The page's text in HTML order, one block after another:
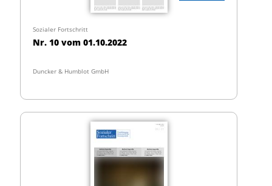
Sozialer Fortschritt
Nr. 10 vom 01.10.2022
Duncker & Humblot GmbH